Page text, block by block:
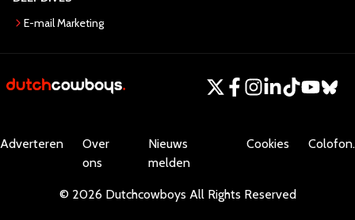
E-mail Marketing
Adverteren
Over
ons
Nieuws
melden
Cookies Colofon.
© 2026 Dutchcowboys All Rights Reserved